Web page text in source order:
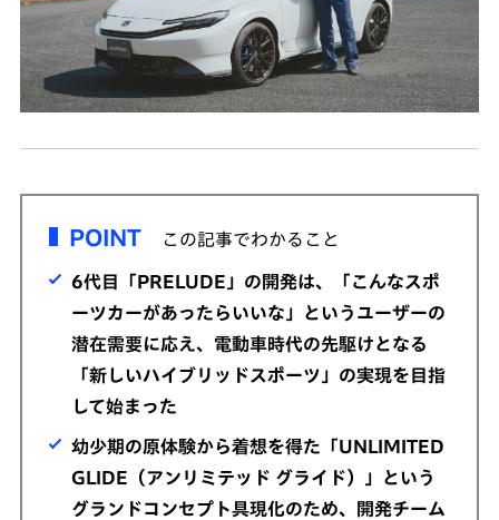
POINT この記事でわかること
6代目「PRELUDE」の開発は、「こんなスポ
ーツカーがあったらいいな」というユーザーの
潜在需要に応え、電動車時代の先駆けとなる
「新しいハイブリッドスポーツ」の実現を目指
して始まった
幼少期の原体験から着想を得た「UNLIMITED
GLIDE（アンリミテッド グライド）」という
グランドコンセプト具現化のため、開発チーム